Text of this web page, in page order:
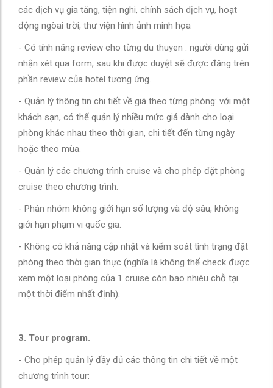
các dịch vụ gia tăng, tiện nghi, chính sách dịch vụ, hoạt
động ngòai trời, thư viện hình ảnh minh họa
- Có tính năng review cho từng du thuyen : người dùng gửi
nhận xét qua form, sau khi được duyệt sẽ được đăng trên
phần review của hotel tương ứng.
- Quản lý thông tin chi tiết về giá theo từng phòng: với một
khách sạn, có thể quản lý nhiều mức giá dành cho loại
phòng khác nhau theo thời gian, chi tiết đến từng ngày
hoặc theo mùa.
- Quản lý các chương trình cruise và cho phép đặt phòng
cruise theo chương trình.
- Phân nhóm không giới hạn số lượng và độ sâu, không
giới hạn phạm vi quốc gia.
- Không có khả năng cập nhật và kiểm soát tình trạng đặt
phòng theo thời gian thực (nghĩa là không thể check được
xem một loại phòng của 1 cruise còn bao nhiêu chỗ tại
một thời điểm nhất định).
3. Tour program.
- Cho phép quản lý đầy đủ các thông tin chi tiết về một
chương trình tour: